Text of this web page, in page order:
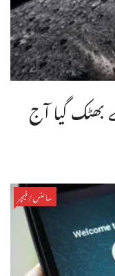
گیا آج
سائنس/فیچر